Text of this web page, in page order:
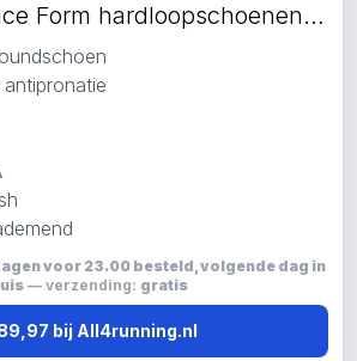
Altra Experience Form hardloopschoenen blauw
voor 23.00 besteld, volgende dag in
— verzending: gratis
bij All4running.nl